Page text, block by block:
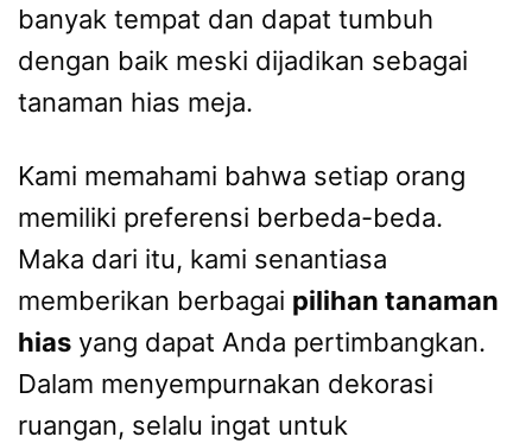
banyak tempat dan dapat tumbuh
dengan baik meski dijadikan sebagai
tanaman hias meja.
Kami memahami bahwa setiap orang
memiliki preferensi berbeda-beda.
Maka dari itu, kami senantiasa
memberikan berbagai pilihan tanaman
hias yang dapat Anda pertimbangkan.
Dalam menyempurnakan dekorasi
ruangan, selalu ingat untuk